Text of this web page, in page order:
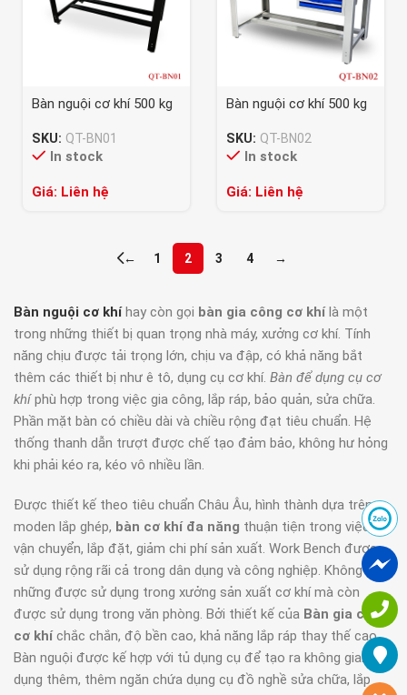
Bàn nguội cơ khí 500 kg
SKU: QT-BN01
In stock
Giá: Liên hệ
Bàn nguội cơ khí 500 kg
SKU: QT-BN02
In stock
Giá: Liên hệ
← 1 2 3 4 →
Bàn nguội cơ khíhay còn gọi bàn gia công cơ khílà một
trong những thiết bị quan trọng nhà máy, xưởng cơ khí. Tính
năng chịu được tải trọng lớn, chịu va đập, có khả năng bắt
thêm các thiết bị như ê tô, dụng cụ cơ khí. Bàn để dụng cụ cơ
khíphù hợp trong việc gia công, lắp ráp, bảo quản, sửa chữa.
Phần mặt bàn có chiều dài và chiều rộng đạt tiêu chuẩn. Hệ
thống thanh dẫn trượt được chế tạo đảm bảo, không hư hỏng
khi phải kéo ra, kéo vô nhiều lần.
Được thiết kế theo tiêu chuẩn Châu Âu, hình thành dựa trên
moden lắp ghép, bàn cơ khí đa năng thuận tiện trong việc
vận chuyển, lắp đặt, giảm chi phí sản xuất. Work Bench được
sử dụng rộng rãi cả trong dân dụng và công nghiệp. Không
những được sử dụng trong xưởng sản xuất cơ khí mà còn
được sử dụng trong văn phòng. Bởi thiết kế của Bàn gia công
cơ khíchắc chắn, độ bền cao, khả năng lắp ráp thay thế cao.
Bàn nguội được kế hợp với tủ dụng cụ để tạo ra không gian sử
dụng thêm, thêm ngăn chứa dụng cụ đồ nghề sửa chữa, lắp